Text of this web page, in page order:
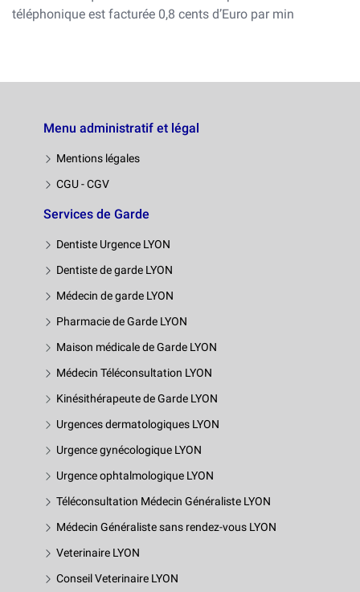
téléphonique est facturée 0,8 cents d’Euro par min
Menu administratif et légal
Mentions légales
CGU - CGV
Services de Garde
Dentiste Urgence LYON
Dentiste de garde LYON
Médecin de garde LYON
Pharmacie de Garde LYON
Maison médicale de Garde LYON
Médecin Téléconsultation LYON
Kinésithérapeute de Garde LYON
Urgences dermatologiques LYON
Urgence gynécologique LYON
Urgence ophtalmologique LYON
Téléconsultation Médecin Généraliste LYON
Médecin Généraliste sans rendez-vous LYON
Veterinaire LYON
Conseil Veterinaire LYON